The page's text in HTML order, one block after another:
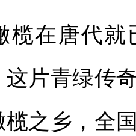
在唐代就
片青绿传
之乡，全